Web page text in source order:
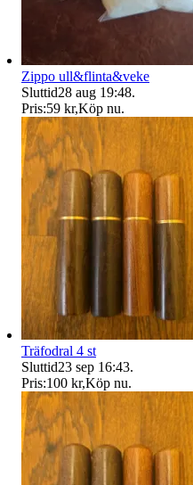
Zippo ull&flinta&veke
Sluttid28 aug 19:48.
Pris:59 kr,Köp nu.
Träfodral 4 st
Sluttid23 sep 16:43.
Pris:100 kr,Köp nu.